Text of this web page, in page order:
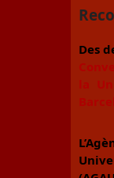
Des
la